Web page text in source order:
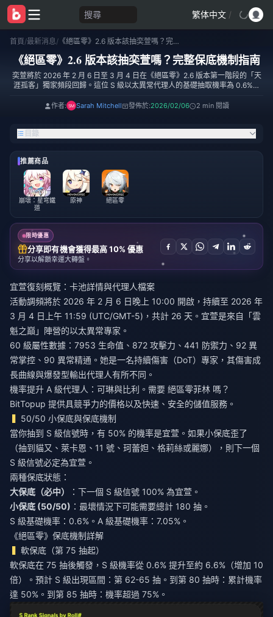
搜尋 繁体中文 /
首頁/最新消息/ 《絕區零》2.6 版本該抽奕萱嗎？完整保底機制指南
《絕區零》2.6 版本該抽奕萱嗎？完整保底機制指南
奕萱將於 2026 年 2 月 6 日至 3 月 4 日在《絕區零》2.6 版本第一階段的「天
涯孤客」獨家頻段回歸。這位 S 級以太異常代理人的基礎抽取機率為 0.6%，
間，每次抽取消耗 160 菲林。本指南將分析保底機制、陣容評估與抽取建議，
作者: Sarah Mitchell 發佈於:2026/02/06 2 min 閱讀
目錄
推薦商品
崩壞：星穹鐵
道
原神 絕區零
限時優惠
分享即有機會獲得最高 10% 優惠
分享以解鎖幸運大轉盤。
宜萱復刻概覽：卡池詳情與代理人檔案
活動調頻將於 2026 年 2 月 6 日晚上 10:00 開啟，持續至 2026 年
3 月 4 日上午 11:59 (UTC/GMT-5)，共計 26 天。宜萱是來自「雲
魁之巔」陣營的以太異常專家。
60 級屬性數據：7953 生命值、872 攻擊力、441 防禦力、92 異
常掌控、90 異常精通。她是一名持續傷害（DoT）專家，其傷害成
長曲線與爆發型輸出代理人有所不同。
機率提升 A 級代理人：可琳與比利。需要 絕區零菲林 嗎？
BitTopup 提供具競爭力的價格以及快速、安全的儲值服務。
50/50 小保底與保底機制
當你抽到 S 級信號時，有 50% 的機率是宜萱。如果小保底歪了
（抽到貓又、萊卡恩、11 號、珂蕾妲、格莉絲或麗娜），則下一個
S 級信號必定為宜萱。
兩種保底狀態：
大保底（必中）
：下一個 S 級信號 100% 為宜萱。
小保底 (50/50) ：最壞情況下可能需要總計 180 抽。
S 級基礎機率：0.6%。A 級基礎機率：7.05%。
《絕區零》保底機制詳解
軟保底（第 75 抽起）
軟保底在 75 抽後觸發，S 級機率從 0.6% 提升至約 6.6%（增加 10
倍）。預計 S 級出現區間：第 62-65 抽。到第 80 抽時：累計機率
達 50%。到第 85 抽時：機率超過 75%。